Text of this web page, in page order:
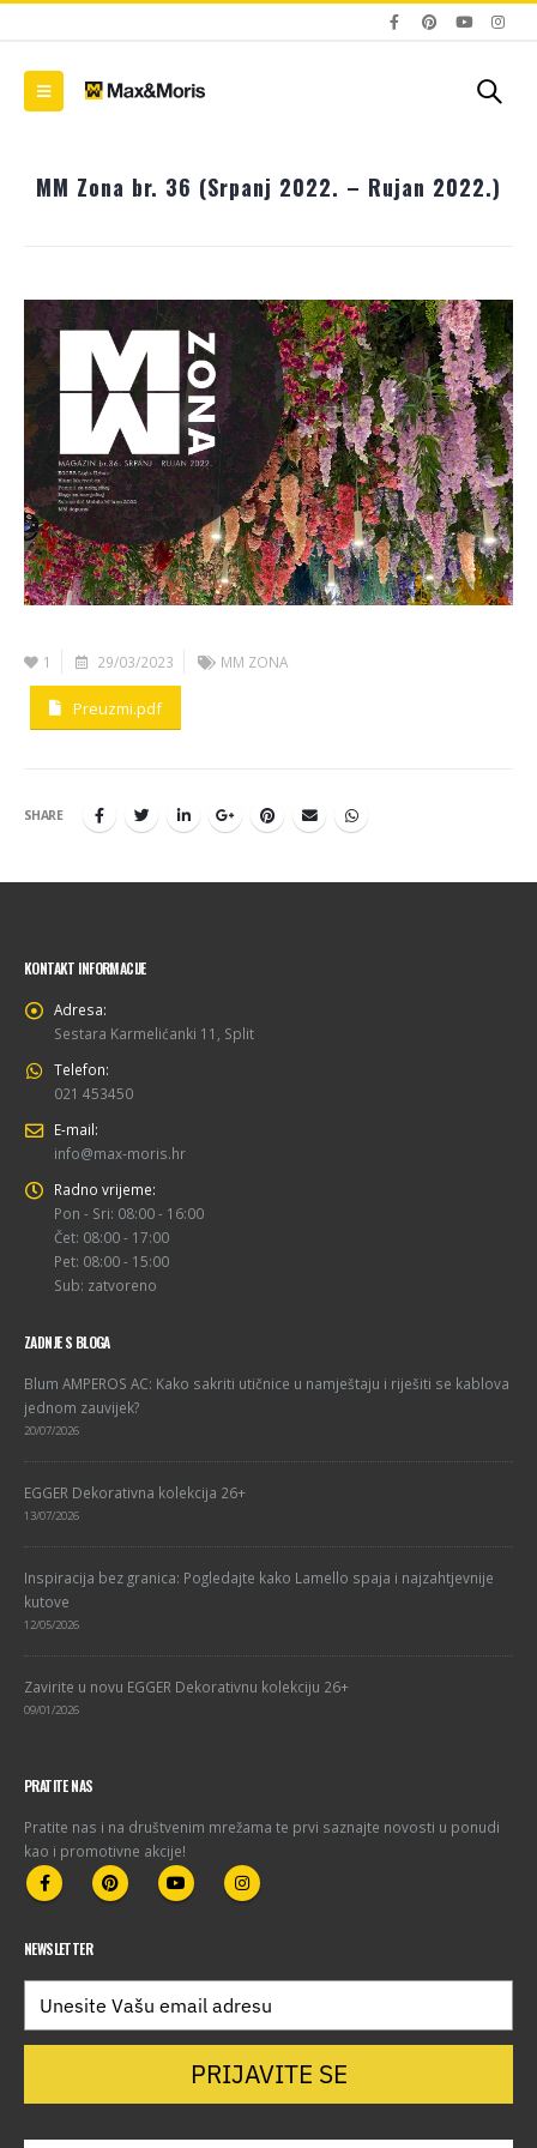
MM Zona br. 36 (Srpanj 2022. – Rujan 2022.)
1 29/03/2023 MM ZONA
Preuzmi.pdf
SHARE
KONTAKT INFORMACIJE
Adresa:
Sestara Karmelićanki 11, Split
Telefon:
021 453450
E-mail:
info@max-moris.hr
Radno vrijeme:
Pon - Sri: 08:00 - 16:00
Čet: 08:00 - 17:00
Pet: 08:00 - 15:00
Sub: zatvoreno
ZADNJE S BLOGA
Blum AMPEROS AC: Kako sakriti utičnice u namještaju i riješiti se kablova
jednom zauvijek?
20/07/2026
EGGER Dekorativna kolekcija 26+
13/07/2026
Inspiracija bez granica: Pogledajte kako Lamello spaja i najzahtjevnije
kutove
12/05/2026
Zavirite u novu EGGER Dekorativnu kolekciju 26+
09/01/2026
PRATITE NAS
Pratite nas i na društvenim mrežama te prvi saznajte novosti u ponudi
kao i promotivne akcije!
NEWSLETTER
PRIJAVITE SE